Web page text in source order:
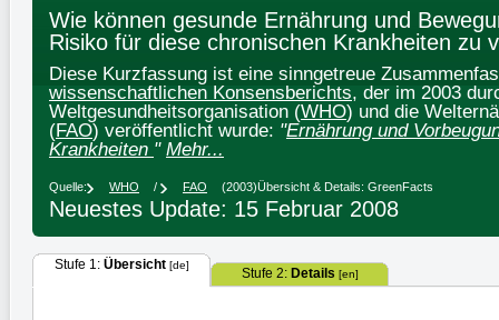
Wie können gesunde Ernährung und
Risiko für diese chronischen Krankheiten zu
Diese Kurzfassung ist eine sinngetreue
wissenschaftlichen Konsensberichts, der im 2003
Weltgesundheitsorganisation (WHO) und die
(FAO) veröffentlicht wurde: "Ernährung und
Krankheiten " Mehr...
Quelle: WHO / FAO (2003)Übersicht & Details: GreenFacts
Neuestes Update: 15 Februar 2008
Stufe 1: Übersicht[de]
Stufe 2: Details [en]